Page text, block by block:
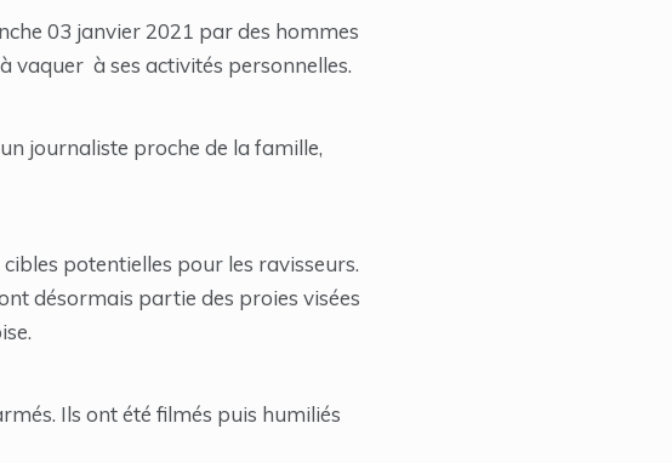
03 janvier 2021 par des hommes
vaquer à ses activités personnelles.
journaliste proche de la famille,
potentielles pour les ravisseurs.
désormais partie des proies visées
Ils ont été filmés puis humiliés